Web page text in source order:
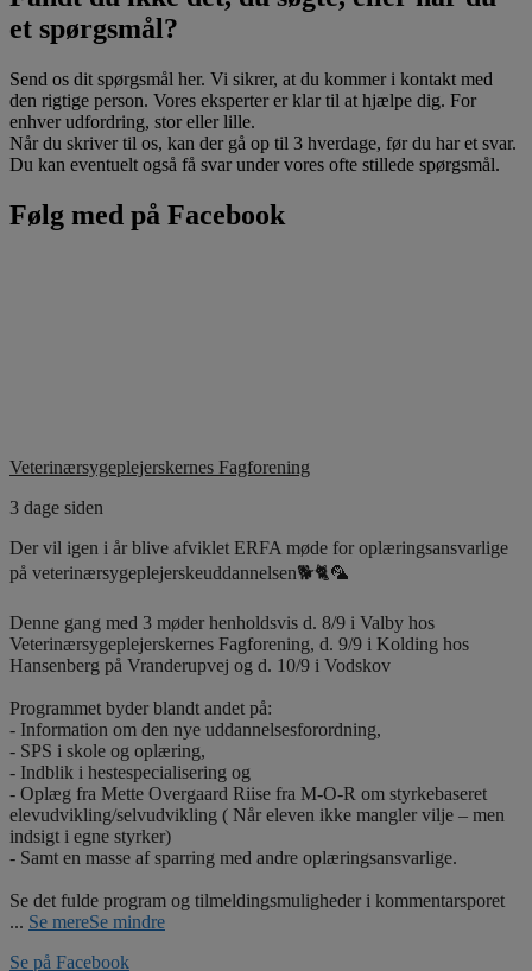
et spørgsmål?
Send os dit spørgsmål her. Vi sikrer, at du kommer i kontakt med
den rigtige person. Vores eksperter er klar til at hjælpe dig. For
enhver udfordring, stor eller lille.
Når du skriver til os, kan der gå op til 3 hverdage, før du har et svar.
Du kan eventuelt også få svar under vores ofte stillede spørgsmål.
Følg med på Facebook
Veterinærsygeplejerskernes Fagforening
3 dage siden
Der vil igen i år blive afviklet ERFA møde for oplæringsansvarlige
på veterinærsygeplejerskeuddannelsen🐕🐈🦜
Denne gang med 3 møder henholdsvis d. 8/9 i Valby hos
Veterinærsygeplejerskernes Fagforening, d. 9/9 i Kolding hos
Hansenberg på Vranderupvej og d. 10/9 i Vodskov
Programmet byder blandt andet på:
- Information om den nye uddannelsesforordning,
- SPS i skole og oplæring,
- Indblik i hestespecialisering og
- Oplæg fra Mette Overgaard Riise fra M-O-R om styrkebaseret
elevudvikling/selvudvikling ( Når eleven ikke mangler vilje – men
indsigt i egne styrker)
- Samt en masse af sparring med andre oplæringsansvarlige.
Se det fulde program og tilmeldingsmuligheder i kommentarsporet
... Se mereSe mindre
Se på Facebook